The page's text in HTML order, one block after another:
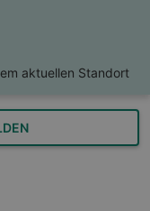
aktuellen Standort